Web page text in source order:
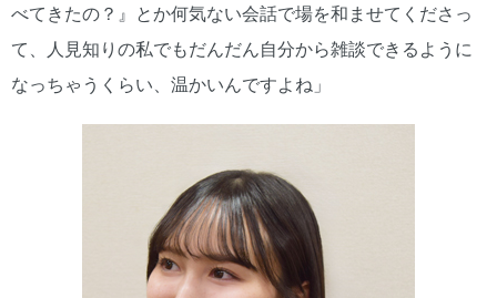
べてきたの？』とか何気ない会話で場を和ませてくださっ
て、人見知りの私でもだんだん自分から雑談できるように
なっちゃうくらい、温かいんですよね」